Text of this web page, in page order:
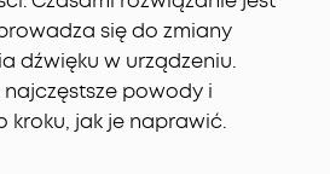
się do zmiany
dźwięku w urządzeniu.
powody i
kroku, jak je naprawić.